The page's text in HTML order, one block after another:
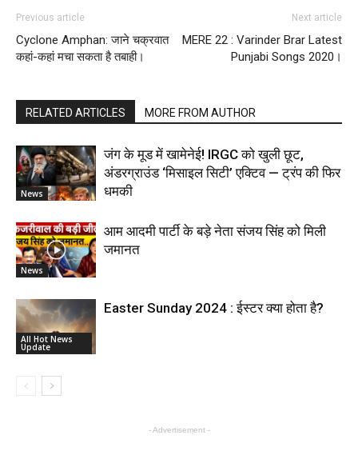
Previous article
Cyclone Amphan: जाने चक्रवात
कहां-कहां मचा सकता है तबाही।
Next article
MERE 22 : Varinder Brar Latest
Punjabi Songs 2020।
RELATED ARTICLES MORE FROM AUTHOR
News
जंग के मूड में खामेनेई! IRGC को खुली छूट,
अंडरग्राउंड ‘मिसाइल सिटी’ एक्टिव — ट्रंप की फिर
धमकी
News
आम आदमी पार्टी के बड़े नेता संजय सिंह को मिली
जमानत
All Hot News
Update
Easter Sunday 2024 : ईस्टर क्या होता है?
- Advertisement -